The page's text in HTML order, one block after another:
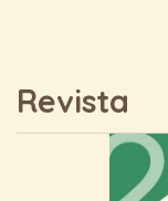
Revista